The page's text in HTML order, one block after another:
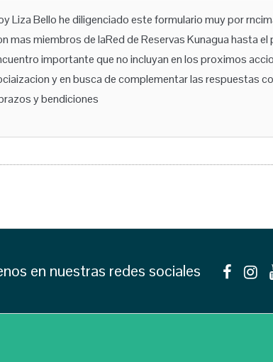
Liza Bello he diligenciado este formulario muy por
mas miembros de laRed de Reservas Kunagua hasta
importante que no incluyan en los proximos
y en busca de complementar las respuestas
y bendiciones
en nuestras redes sociales